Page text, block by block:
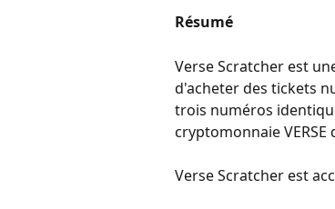
Résumé
Verse Scratcher est
d'acheter des tickets
trois numéros
cryptomonnaie VERSE
Verse Scratcher est